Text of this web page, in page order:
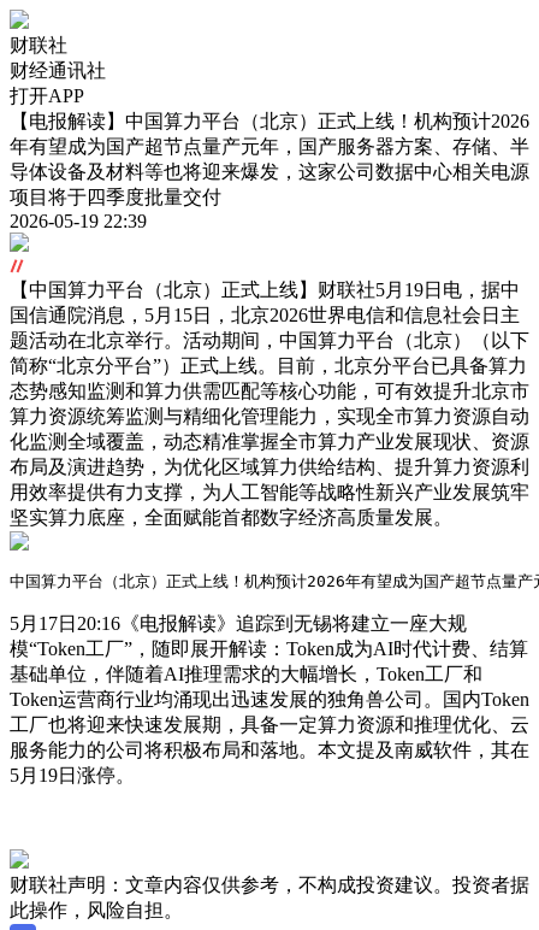
财联社
财经通讯社
打开APP
【电报解读】中国算力平台（北京）正式上线！机构预计2026
年有望成为国产超节点量产元年，国产服务器方案、存储、半
导体设备及材料等也将迎来爆发，这家公司数据中心相关电源
项目将于四季度批量交付
2026-05-19 22:39
【中国算力平台（北京）正式上线】财联社5月19日电，据中
国信通院消息，5月15日，北京2026世界电信和信息社会日主
题活动在北京举行。活动期间，中国算力平台（北京）（以下
简称“北京分平台”）正式上线。目前，北京分平台已具备算力
态势感知监测和算力供需匹配等核心功能，可有效提升北京市
算力资源统筹监测与精细化管理能力，实现全市算力资源自动
化监测全域覆盖，动态精准掌握全市算力产业发展现状、资源
布局及演进趋势，为优化区域算力供给结构、提升算力资源利
用效率提供有力支撑，为人工智能等战略性新兴产业发展筑牢
坚实算力底座，全面赋能首都数字经济高质量发展。
中国算力平台（北京）正式上线！机构预计2026年有望成为国产超节点量
5月17日20:16《电报解读》追踪到无锡将建立一座大规
模“Token工厂”，随即展开解读：Token成为AI时代计费、结算
基础单位，伴随着AI推理需求的大幅增长，Token工厂和
Token运营商行业均涌现出迅速发展的独角兽公司。国内Token
工厂也将迎来快速发展期，具备一定算力资源和推理优化、云
服务能力的公司将积极布局和落地。本文提及南威软件，其在
5月19日涨停。
财联社声明：文章内容仅供参考，不构成投资建议。投资者据
此操作，风险自担。